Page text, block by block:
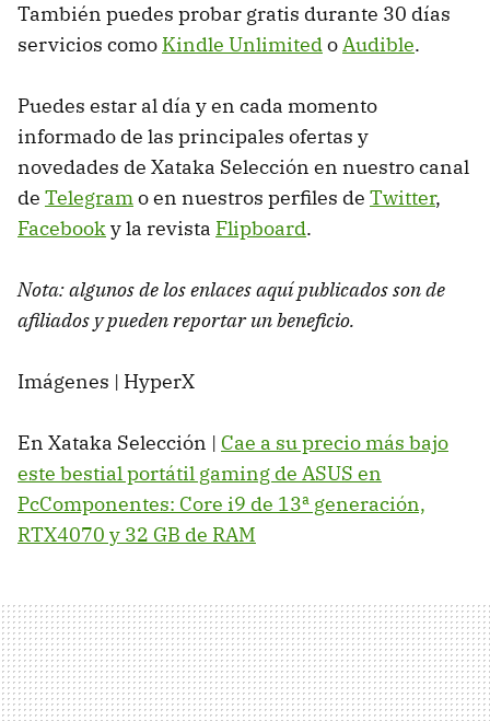
También puedes probar gratis durante 30 días
servicios como Kindle UnlimitedoAudible.
Puedes estar al día y en cada momento
informado de las principales ofertas y
novedades de Xataka Selección en nuestro canal
de Telegramo en nuestros perfiles de Twitter,
Facebooky la revista Flipboard.
Nota: algunos de los enlaces aquí publicados son de
afiliados y pueden reportar un beneficio.
Imágenes | HyperX
En Xataka Selección | Cae a su precio más bajo
este bestial portátil gaming de ASUS en
PcComponentes: Core i9 de 13ª generación,
RTX4070 y 32 GB de RAM